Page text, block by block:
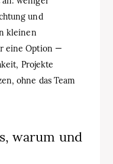
und
kleinen
eine Option —
Projekte
ohne das Team
warum und